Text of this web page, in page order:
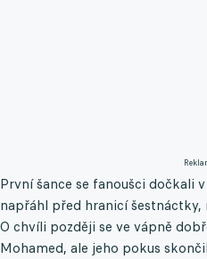
První šance se fanoušci dočkali
napřáhl před hranicí
O chvíli později se ve vápně
Mohamed, ale jeho pokus